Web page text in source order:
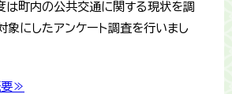
は町内の公共交通に関する現状を調
象にしたアンケート調査を行いまし
要≫